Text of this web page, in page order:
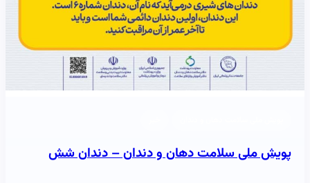
پویش ملی سلامت دهان و دندان – دندان شش